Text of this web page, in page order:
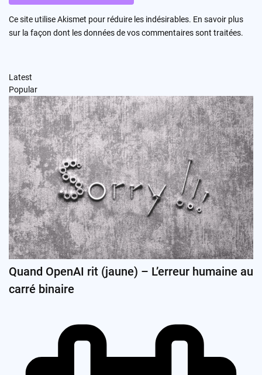
Ce site utilise Akismet pour réduire les indésirables. En savoir plus
sur la façon dont les données de vos commentaires sont traitées.
Latest
Popular
Quand OpenAI rit (jaune) – L’erreur humaine au
carré binaire